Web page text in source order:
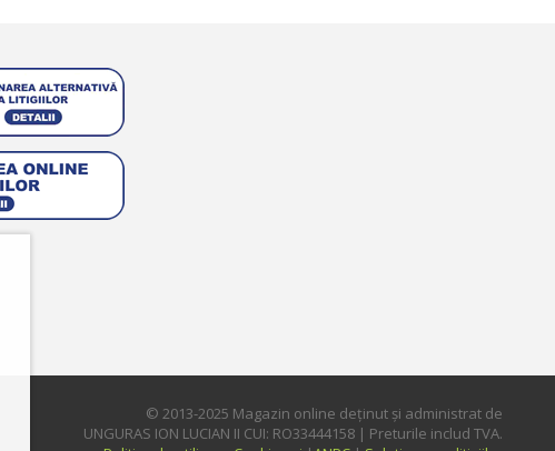
© 2013-2025 Magazin online deţinut şi administrat de
UNGURAS ION LUCIAN II CUI: RO33444158 | Preturile includ TVA.